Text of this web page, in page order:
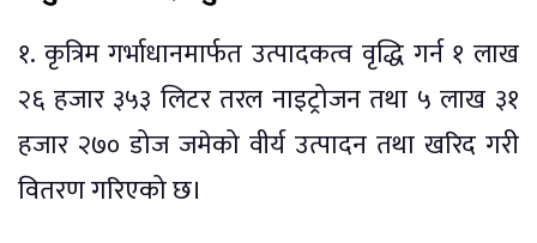
१. कृत्रिम गर्भाधानमार्फत उत्पादकत्व वृद्धि गर्न १ लाख
२६ हजार ३५३ लिटर तरल नाइट्रोजन तथा ५ लाख ३१
हजार २७० डोज जमेको वीर्य उत्पादन तथा खरिद गरी
वितरण गरिएको छ।